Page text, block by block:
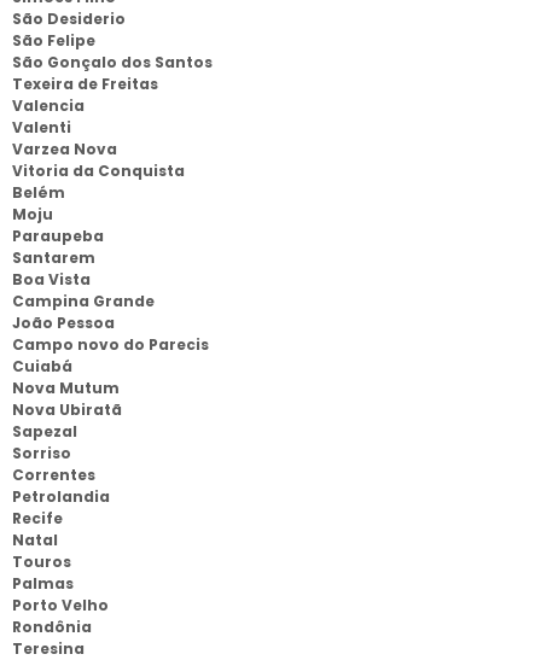
São Desiderio
São Felipe
São Gonçalo dos Santos
Texeira de Freitas
Valencia
Valenti
Varzea Nova
Vitoria da Conquista
Belém
Moju
Paraupeba
Santarem
Boa Vista
Campina Grande
João Pessoa
Campo novo do Parecis
Cuiabá
Nova Mutum
Nova Ubiratã
Sapezal
Sorriso
Correntes
Petrolandia
Recife
Natal
Touros
Palmas
Porto Velho
Rondônia
Teresina